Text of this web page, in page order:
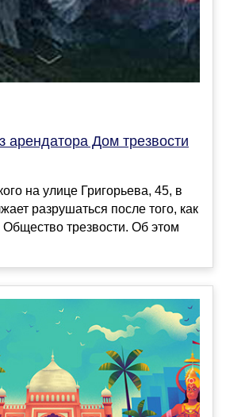
арендатора Дом трезвости
на улице Григорьева, 45, в
разрушаться после того, как
Общество трезвости. Об этом